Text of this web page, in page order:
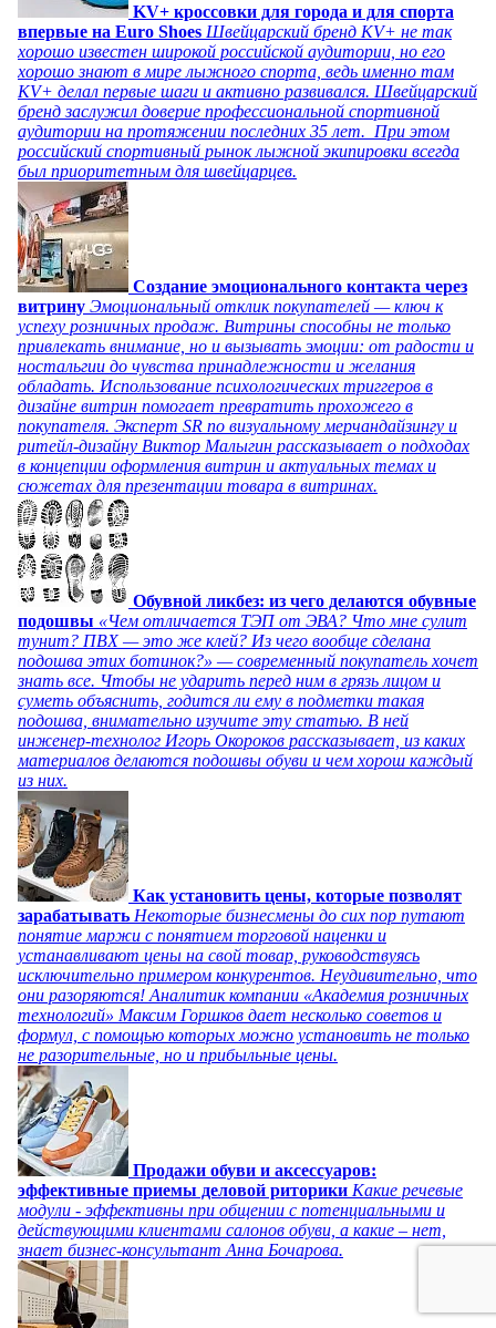
KV+ кроссовки для города и для спорта
впервые на Euro Shoes Швейцарский бренд KV+ не так
хорошо известен широкой российской аудитории, но его
хорошо знают в мире лыжного спорта, ведь именно там
KV+ делал первые шаги и активно развивался. Швейцарский
бренд заслужил доверие профессиональной спортивной
аудитории на протяжении последних 35 лет. При этом
российский спортивный рынок лыжной экипировки всегда
был приоритетным для швейцарцев.
Создание эмоционального контакта через
витрину Эмоциональный отклик покупателей — ключ к
успеху розничных продаж. Витрины способны не только
привлекать внимание, но и вызывать эмоции: от радости и
ностальгии до чувства принадлежности и желания
обладать. Использование психологических триггеров в
дизайне витрин помогает превратить прохожего в
покупателя. Эксперт SR по визуальному мерчандайзингу и
ритейл-дизайну Виктор Малыгин рассказывает о подходах
в концепции оформления витрин и актуальных темах и
сюжетах для презентации товара в витринах.
Обувной ликбез: из чего делаются обувные
подошвы «Чем отличается ТЭП от ЭВА? Что мне сулит
тунит? ПВХ — это же клей? Из чего вообще сделана
подошва этих ботинок?» — современный покупатель хочет
знать все. Чтобы не ударить перед ним в грязь лицом и
суметь объяснить, годится ли ему в подметки такая
подошва, внимательно изучите эту статью. В ней
инженер-технолог Игорь Окороков рассказывает, из каких
материалов делаются подошвы обуви и чем хорош каждый
из них.
Как установить цены, которые позволят
зарабатывать Некоторые бизнесмены до сих пор путают
понятие маржи с понятием торговой наценки и
устанавливают цены на свой товар, руководствуясь
исключительно примером конкурентов. Неудивительно, что
они разоряются! Аналитик компании «Академия розничных
технологий» Максим Горшков дает несколько советов и
формул, с помощью которых можно установить не только
не разорительные, но и прибыльные цены.
Продажи обуви и аксессуаров:
эффективные приемы деловой риторики Какие речевые
модули - эффективны при общении с потенциальными и
действующими клиентами салонов обуви, а какие – нет,
знает бизнес-консультант Анна Бочарова.